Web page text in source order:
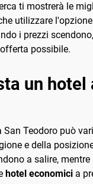
ti mostrerà le
utilizzare
i prezzi
possibile.
un hotel
San Teodoro può
e della
a salire,
hotel economici a